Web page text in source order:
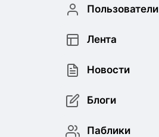
Пользователи
Лента
Новости
Блоги
Паблики